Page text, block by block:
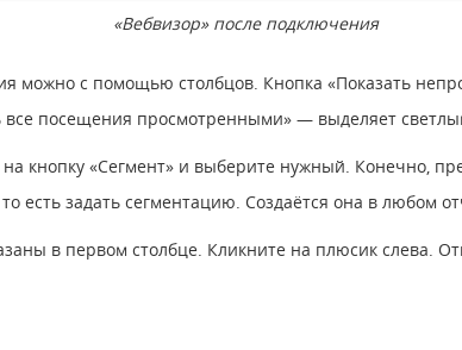
«Вебвизор» после подключения
можно с помощью столбцов. Кнопка «Показать
посещения просмотренными» — выделяет
кнопку «Сегмент» и выберите нужный. Конечно,
есть задать сегментацию. Создаётся она в любом
в первом столбце. Кликните на плюсик слева.